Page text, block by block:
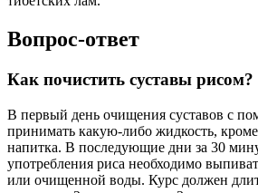
Вопрос-ответ
Как почистить суставы рисом?
В первый день очищения суставов с
принимать какую-либо жидкость, кроме
напитка. В последующие дни за 30
употребления риса необходимо
или очищенной воды. Курс должен